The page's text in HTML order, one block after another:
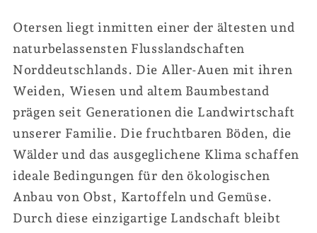
Otersen liegt inmitten einer der ältesten und
naturbelassensten Flusslandschaften
Norddeutschlands. Die Aller-Auen mit ihren
Weiden, Wiesen und altem Baumbestand
prägen seit Generationen die Landwirtschaft
unserer Familie. Die fruchtbaren Böden, die
Wälder und das ausgeglichene Klima schaffen
ideale Bedingungen für den ökologischen
Anbau von Obst, Kartoffeln und Gemüse.
Durch diese einzigartige Landschaft bleibt